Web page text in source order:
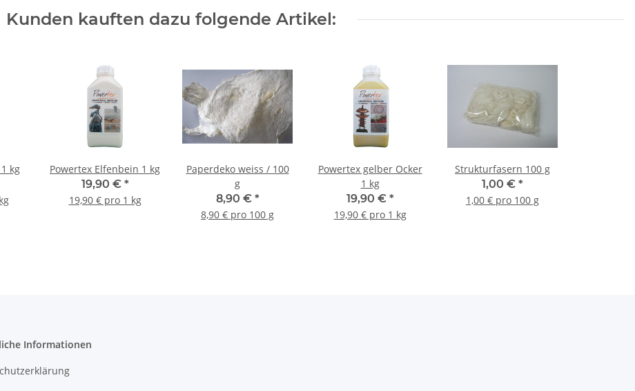
Kunden kauften dazu folgende Artikel:
kg
Powertex Elfenbein 1 kg
19,90 € *
19,90 € pro 1 kg
Paperdeko weiss / 100
g
8,90 € *
8,90 € pro 100 g
Powertex gelber Ocker
1 kg
19,90 € *
19,90 € pro 1 kg
Strukturfasern 100 g
1,00 € *
1,00 € pro 100 g
Informationen